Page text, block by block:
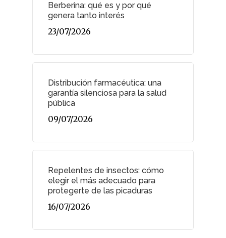
Berberina: qué es y por qué
genera tanto interés
23/07/2026
Distribución farmacéutica: una
garantía silenciosa para la salud
pública
09/07/2026
Repelentes de insectos: cómo
elegir el más adecuado para
protegerte de las picaduras
16/07/2026